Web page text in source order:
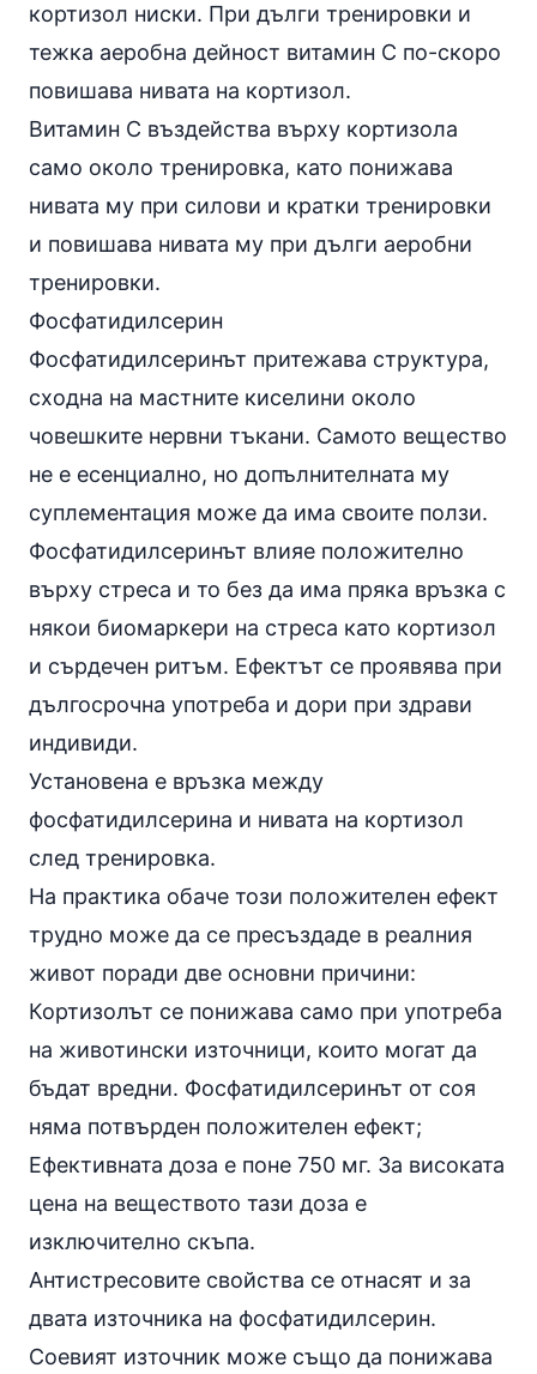
кортизол ниски. При дълги тренировки и
тежка аеробна дейност витамин C по-скоро
повишава нивата на кортизол.
Витамин C въздейства върху кортизола
само около тренировка, като понижава
нивата му при силови и кратки тренировки
и повишава нивата му при дълги аеробни
тренировки.
Фосфатидилсерин
Фосфатидилсеринът притежава структура,
сходна на мастните киселини около
човешките нервни тъкани. Самото вещество
не е есенциално, но допълнителната му
суплементация може да има своите ползи.
Фосфатидилсеринът влияе положително
върху стреса и то без да има пряка връзка с
някои биомаркери на стреса като кортизол
и сърдечен ритъм. Ефектът се проявява при
дългосрочна употреба и дори при здрави
индивиди.
Установена е връзка между
фосфатидилсерина и нивата на кортизол
след тренировка.
На практика обаче този положителен ефект
трудно може да се пресъздаде в реалния
живот поради две основни причини:
Кортизолът се понижава само при употреба
на животински източници, които могат да
бъдат вредни. Фосфатидилсеринът от соя
няма потвърден положителен ефект;
Ефективната доза е поне 750 мг. За високата
цена на веществото тази доза е
изключително скъпа.
Антистресовите свойства се отнасят и за
двата източника на фосфатидилсерин.
Соевият източник може също да понижава